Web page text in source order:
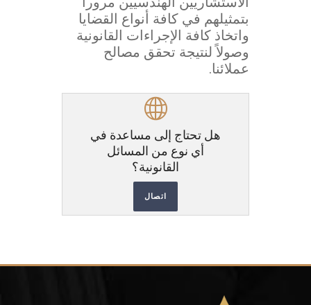
بتمثيلهم في كافة أنواع القضايا
واتخاذ كافة الإجراءات القانونية
وصولاً لنتيجة تحقق مصالح
عملائنا.
هل تحتاج إلى مساعدة في
أي نوع من المسائل
القانونية؟
اتصال